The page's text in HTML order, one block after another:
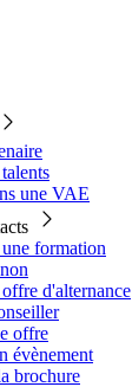
une VAE
formation
d'alternance
offre
évènement
brochure